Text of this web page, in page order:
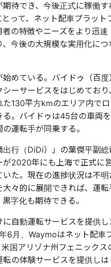
待でき、今後正式に稼働す
って、ネット配車プラット
の特徴やニーズをより迅速
今後の大規模な実用化につ
めている。バイドゥ（百度
ーサービスをはじめており
130平方kmのエリア内でロ
。バイドゥは45台の車両を
運転手が同乗する。
行（DiDi）」の葉傑平副総
が2020年にも上海で正式に
た。現在の進捗状況は不明
々的に展開できれば、運転
字化も期待できる。
自動運転サービスを提供し
6月、Waymoはネット配車
国アリゾナ州フェニックス
の体験サービスを提供しは